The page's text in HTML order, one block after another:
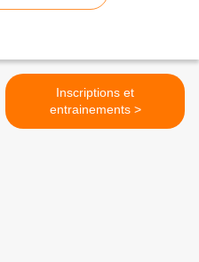
Inscriptions et
entrainements >